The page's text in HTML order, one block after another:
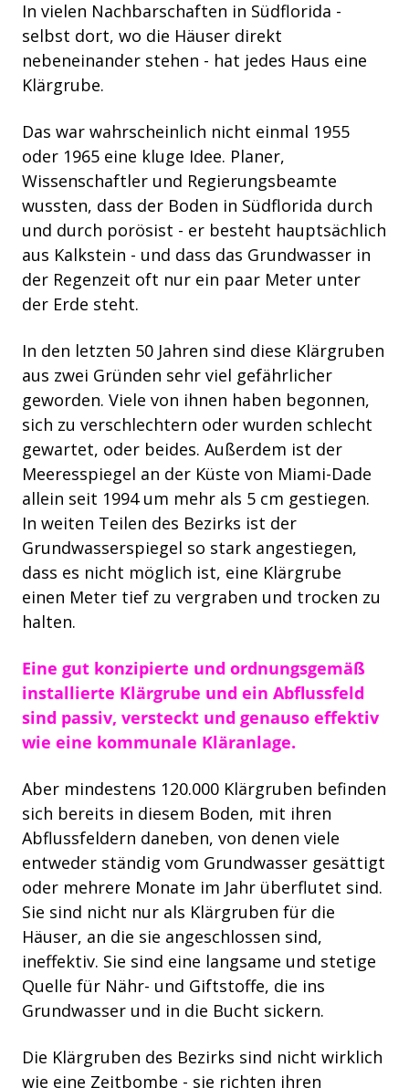
In vielen Nachbarschaften in Südflorida -
selbst dort, wo die Häuser direkt
nebeneinander stehen - hat jedes Haus eine
Klärgrube.
Das war wahrscheinlich nicht einmal 1955
oder 1965 eine kluge Idee. Planer,
Wissenschaftler und Regierungsbeamte
wussten, dass der Boden in Südflorida durch
und durch porösist - er besteht hauptsächlich
aus Kalkstein - und dass das Grundwasser in
der Regenzeit oft nur ein paar Meter unter
der Erde steht.
In den letzten 50 Jahren sind diese Klärgruben
aus zwei Gründen sehr viel gefährlicher
geworden. Viele von ihnen haben begonnen,
sich zu verschlechtern oder wurden schlecht
gewartet, oder beides. Außerdem ist der
Meeresspiegel an der Küste von Miami-Dade
allein seit 1994 um mehr als 5 cm gestiegen.
In weiten Teilen des Bezirks ist der
Grundwasserspiegel so stark angestiegen,
dass es nicht möglich ist, eine Klärgrube
einen Meter tief zu vergraben und trocken zu
halten.
Eine gut konzipierte und ordnungsgemäß
installierte Klärgrube und ein Abflussfeld
sind passiv, versteckt und genauso effektiv
wie eine kommunale Kläranlage.
Aber mindestens 120.000 Klärgruben befinden
sich bereits in diesem Boden, mit ihren
Abflussfeldern daneben, von denen viele
entweder ständig vom Grundwasser gesättigt
oder mehrere Monate im Jahr überflutet sind.
Sie sind nicht nur als Klärgruben für die
Häuser, an die sie angeschlossen sind,
ineffektiv. Sie sind eine langsame und stetige
Quelle für Nähr- und Giftstoffe, die ins
Grundwasser und in die Bucht sickern.
Die Klärgruben des Bezirks sind nicht wirklich
wie eine Zeitbombe - sie richten ihren